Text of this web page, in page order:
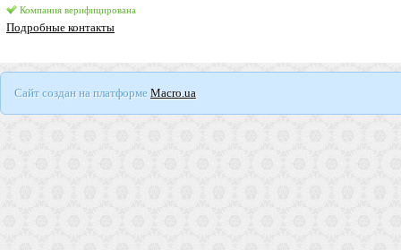
Компания верифицирована
Подробные контакты
Сайт создан на платформе Macro.ua